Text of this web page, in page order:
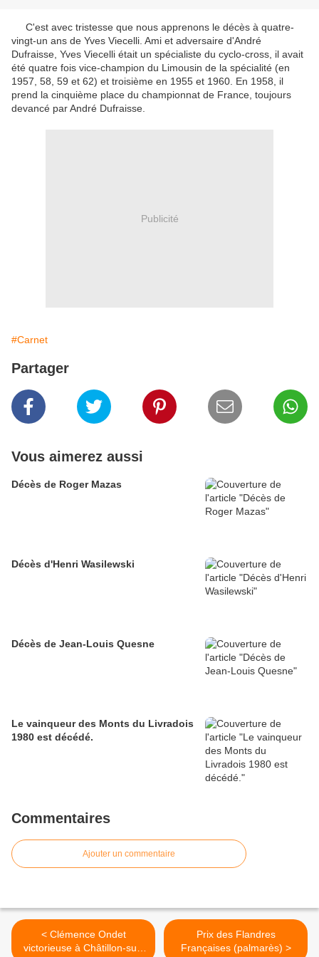
C'est avec tristesse que nous apprenons le décès à quatre-
vingt-un ans de Yves Viecelli. Ami et adversaire d'André
Dufraisse, Yves Viecelli était un spécialiste du cyclo-cross, il avait
été quatre fois vice-champion du Limousin de la spécialité (en
1957, 58, 59 et 62) et troisième en 1955 et 1960. En 1958, il
prend la cinquième place du championnat de France, toujours
devancé par André Dufraisse.
Publicité
#Carnet
Partager
Vous aimerez aussi
Décès de Roger Mazas
Décès d'Henri Wasilewski
Décès de Jean-Louis Quesne
Le vainqueur des Monts du Livradois
1980 est décédé.
Commentaires
Ajouter un commentaire
< Clémence Ondet
victorieuse à Châtillon-sur-
Prix des Flandres
Françaises (palmarès) >